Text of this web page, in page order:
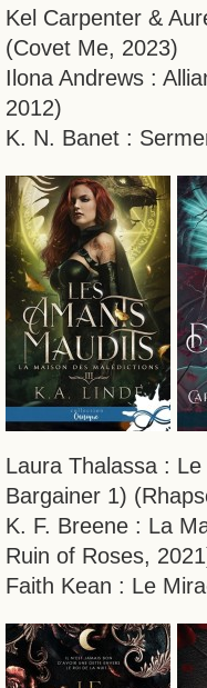
Kel Carpenter &
(Covet Me, 2023)
Ilona Andrews :
2012)
K. N. Banet :
Laura Thalassa :
Bargainer 1)
K. F. Breene : La
Ruin of Roses,
Faith Kean : Le